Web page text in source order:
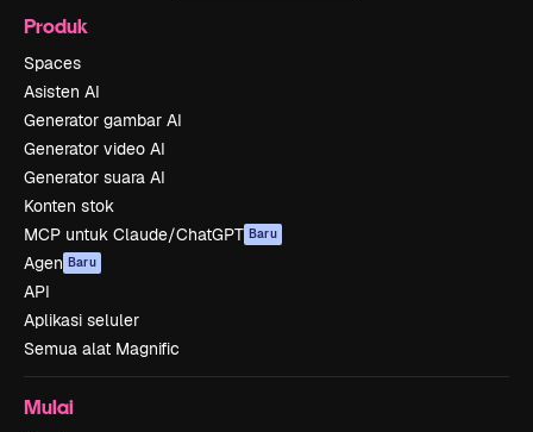
Produk
Spaces
Asisten AI
Generator gambar AI
Generator video AI
Generator suara AI
Konten stok
MCP untuk Claude/ChatGPT Baru
Agen Baru
API
Aplikasi seluler
Semua alat Magnific
Mulai